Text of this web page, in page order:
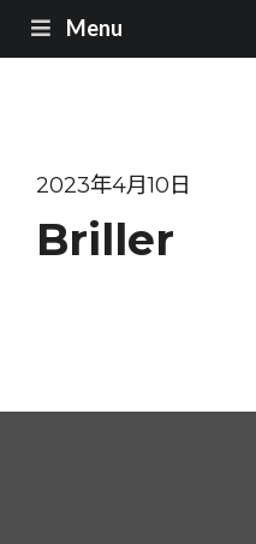
Menu
2023年4月10日
Briller